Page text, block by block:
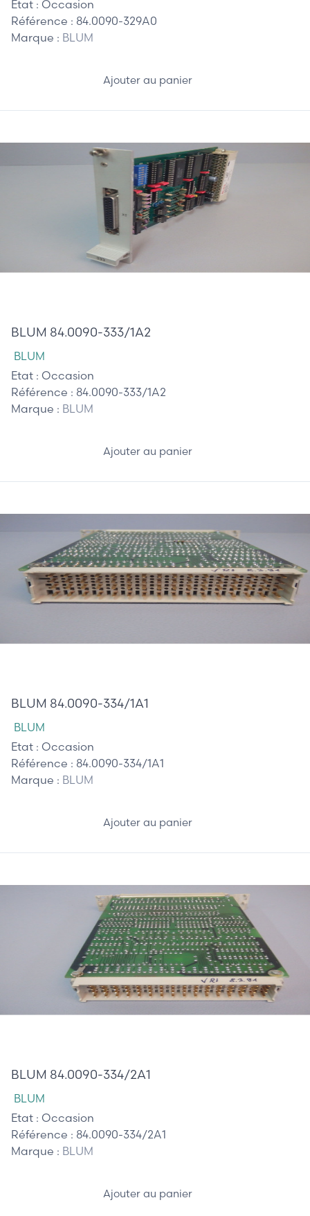
Etat : Occasion
Référence : 84.0090-329A0
Marque : BLUM
Ajouter au panier
BLUM 84.0090-333/1A2
BLUM
Etat : Occasion
Référence : 84.0090-333/1A2
Marque : BLUM
Ajouter au panier
BLUM 84.0090-334/1A1
BLUM
Etat : Occasion
Référence : 84.0090-334/1A1
Marque : BLUM
Ajouter au panier
BLUM 84.0090-334/2A1
BLUM
Etat : Occasion
Référence : 84.0090-334/2A1
Marque : BLUM
Ajouter au panier